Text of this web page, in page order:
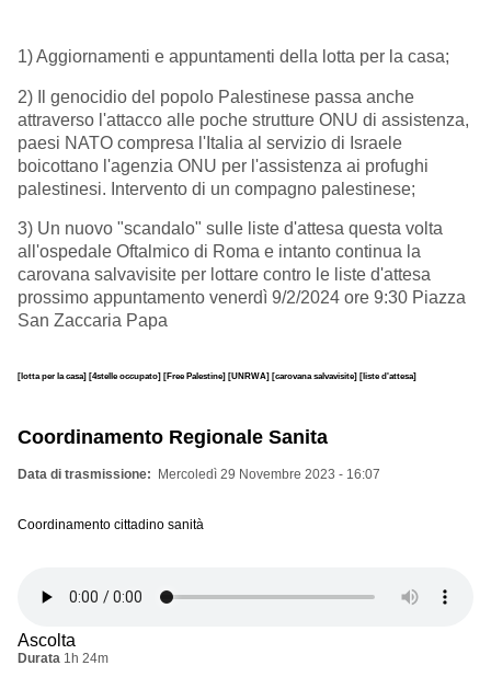
1) Aggiornamenti e appuntamenti della lotta per la casa;
2) Il genocidio del popolo Palestinese passa anche
attraverso l'attacco alle poche strutture ONU di assistenza,
paesi NATO compresa l'Italia al servizio di Israele
boicottano l'agenzia ONU per l'assistenza ai profughi
palestinesi. Intervento di un compagno palestinese;
3) Un nuovo "scandalo" sulle liste d'attesa questa volta
all'ospedale Oftalmico di Roma e intanto continua la
carovana salvavisite per lottare contro le liste d'attesa
prossimo appuntamento venerdì 9/2/2024 ore 9:30 Piazza
San Zaccaria Papa
[lotta per la casa] [4stelle occupato] [Free Palestine] [UNRWA] [carovana salvavisite] [liste d'attesa]
Coordinamento Regionale Sanita
Data di trasmissione Mercoledì 29 Novembre 2023 - 16:07
Coordinamento cittadino sanità
Ascolta
Durata 1h 24m